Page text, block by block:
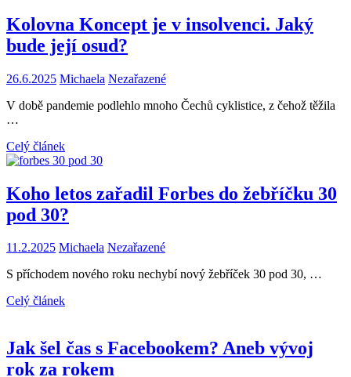
Kolovna Koncept je v insolvenci. Jaký
bude její osud?
26.6.2025 Michaela Nezařazené
V době pandemie podlehlo mnoho Čechů cyklistice, z čehož těžila
…
Celý článek
Koho letos zařadil Forbes do žebříčku 30
pod 30?
11.2.2025 Michaela Nezařazené
S příchodem nového roku nechybí nový žebříček 30 pod 30, …
Celý článek
Jak šel čas s Facebookem? Aneb vývoj
rok za rokem